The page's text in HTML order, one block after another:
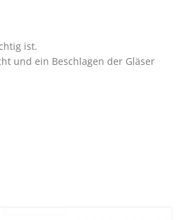
ist.
und ein Beschlagen der Gläser